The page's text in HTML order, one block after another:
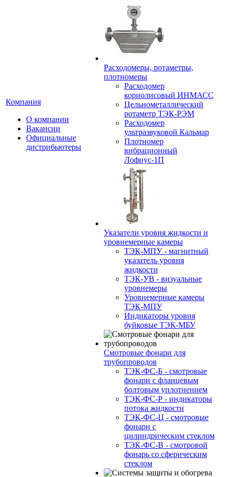
Компания
О компании
Вакансии
Официальные
дистрибьютеры
Расходомеры, ротаметры,
плотномеры
Расходомер
кориолисовый ИНМАСС
Цельнометаллический
ротаметр ТЭК-РЭМ
Расходомер
ультразвуковой Кальмар
Плотномер
вибрационный
Лофиус-1П
Указатели уровня жидкости и
уровнемерные камеры
ТЭК-МПУ - магнитный
указатель уровня
жидкости
ТЭК-УВ - визуальные
уровнемеры
Уровнемерные камеры
ТЭК-МПУ
Индикаторы уровня
буйковые ТЭК-МБУ
Смотровые фонари для
трубопроводов
ТЭК-ФС-Б - смотровые
фонари с фланцевым
болтовым уплотнением
ТЭК-ФС-Р - индикаторы
потока жидкости
ТЭК-ФС-Ц - смотровые
фонари с
цилиндрическим стеклом
ТЭК-ФС-В - смотровой
фонарь со сферическим
стеклом